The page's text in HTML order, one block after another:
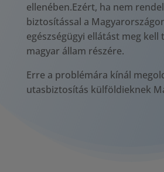
ellenében.Ezért, ha nem
biztosítással a
egészségügyi ellátást meg kell
magyar állam részére.
Erre a problémára kínál
utasbiztosítás külföldieknek